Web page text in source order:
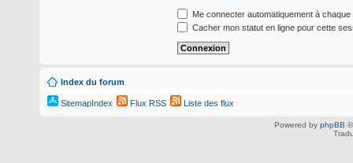
Me connecter automatiquement à chaque
Cacher mon statut en ligne pour cette
Index du forum
SitemapIndex Flux RSS Liste des flux
Powered by phpBB